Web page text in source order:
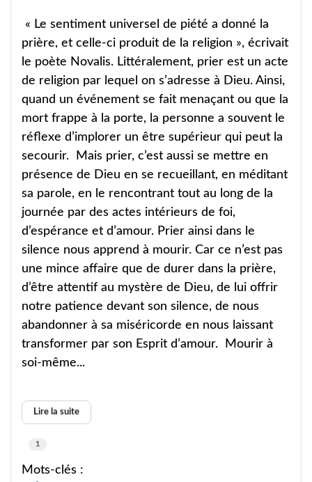
« Le sentiment universel de piété a donné la
prière, et celle-ci produit de la religion », écrivait
le poète Novalis. Littéralement, prier est un acte
de religion par lequel on s’adresse à Dieu. Ainsi,
quand un événement se fait menaçant ou que la
mort frappe à la porte, la personne a souvent le
réflexe d’implorer un être supérieur qui peut la
secourir. Mais prier, c’est aussi se mettre en
présence de Dieu en se recueillant, en méditant
sa parole, en le rencontrant tout au long de la
journée par des actes intérieurs de foi,
d’espérance et d’amour. Prier ainsi dans le
silence nous apprend à mourir. Car ce n’est pas
une mince affaire que de durer dans la prière,
d’être attentif au mystère de Dieu, de lui offrir
notre patience devant son silence, de nous
abandonner à sa miséricorde en nous laissant
transformer par son Esprit d’amour. Mourir à
soi-même...
Lire la suite
1
Mots-clés :